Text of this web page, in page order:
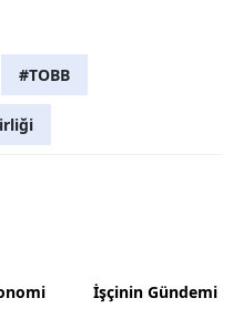
#TOBB
İşçinin Gündemi